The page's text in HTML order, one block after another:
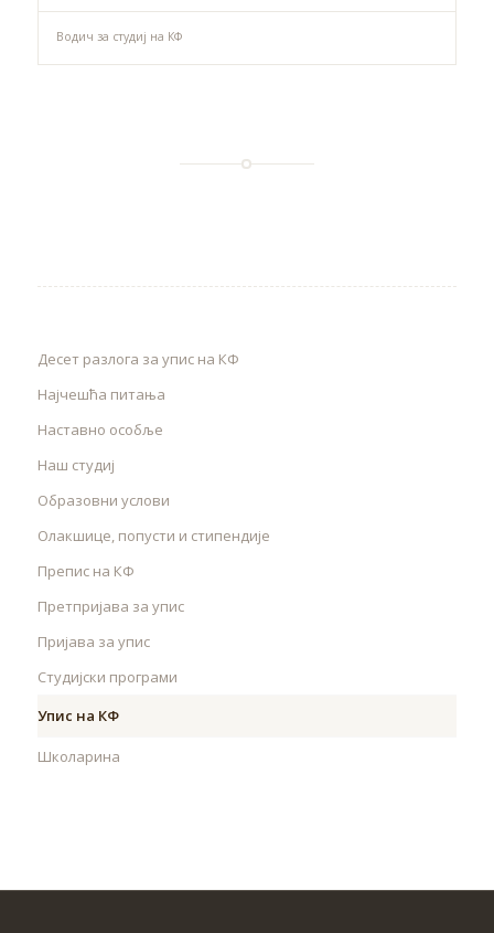
Водич за студиј на КФ
Десет разлога за упис на КФ
Најчешћа питања
Наставно особље
Наш студиј
Образовни услови
Олакшице, попусти и стипендије
Препис на КФ
Претпријава за упис
Пријава за упис
Студијски програми
Упис на КФ
Школарина